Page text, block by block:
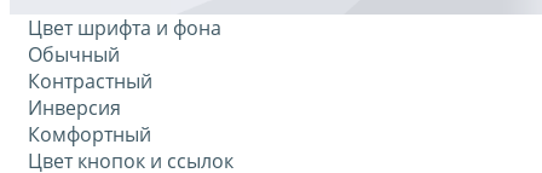
Цвет шрифта и фона
Обычный
Контрастный
Инверсия
Комфортный
Цвет кнопок и ссылок